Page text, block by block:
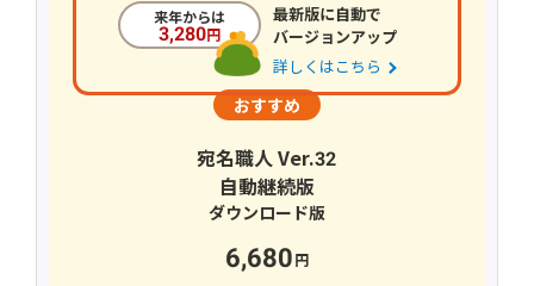
宛名職人 Ver.32
自動継続版
6,680
3,280
最新版に自動で
バージョンアップ
詳しくはこちら